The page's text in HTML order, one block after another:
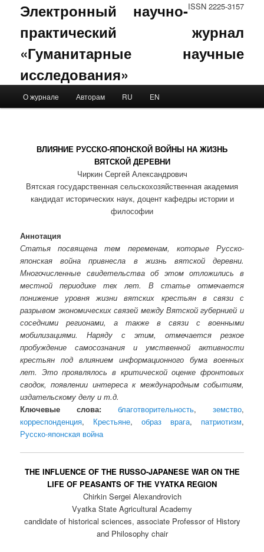
ISSN 2225-3157
Электронный научно-
практический журнал
«Гуманитарные научные
исследования»
Skip to primary content
Skip to secondary content
О журнале Авторам RU EN
ВЛИЯНИЕ РУССКО-ЯПОНСКОЙ ВОЙНЫ НА ЖИЗНЬ
ВЯТСКОЙ ДЕРЕВНИ
Чиркин Сергей Александрович
Вятская государственная сельскохозяйственная академия
кандидат исторических наук, доцент кафедры истории и
философии
Аннотация
Статья посвящена тем переменам, которые Русско-
японская война привнесла в жизнь вятской деревни.
Многочисленные свидетельства об этом отложились в
местной периодике тех лет. В статье отмечается
понижение уровня жизни вятских крестьян в связи с
разрывом экономических связей между Вятской губернией и
соседними регионами, а также в связи с военными
мобилизациями. Наряду с этим, отмечается резкое
пробуждение самосознания и умственной активности
крестьян под влиянием информационного бума военных
лет. Это проявлялось в критической оценке фронтовых
сводок, появлении интереса к международным событиям,
издательскому делу и т.д.
Ключевые слова:
благотворительность, земство,
корреспонденция, Крестьяне,образ врага, патриотизм,
Русско-японская война
THE INFLUENCE OF THE RUSSO-JAPANESE WAR ON THE
LIFE OF PEASANTS OF THE VYATKA REGION
Chirkin Sergei Alexandrovich
Vyatka State Agricultural Academy
candidate of historical sciences, associate Professor of History
and Philosophy chair